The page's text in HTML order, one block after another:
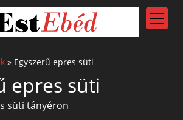
open
menu
» Egyszerű epres süti
epres süti